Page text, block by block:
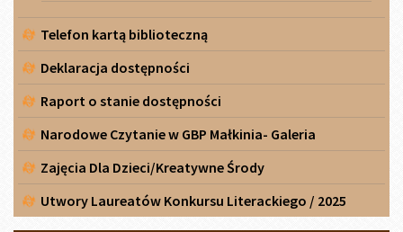
Telefon kartą biblioteczną
Deklaracja dostępności
Raport o stanie dostępności
Narodowe Czytanie w GBP Małkinia- Galeria
Zajęcia Dla Dzieci/Kreatywne Środy
Utwory Laureatów Konkursu Literackiego / 2025